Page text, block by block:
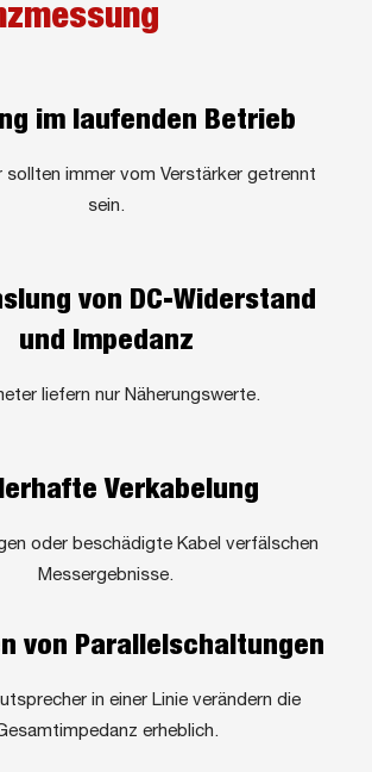
im laufenden Betrieb
sollten immer vom Verstärker getrennt
sein.
von DC-Widerstand
und Impedanz
liefern nur Näherungswerte.
Verkabelung
oder beschädigte Kabel verfälschen
Messergebnisse.
von Parallelschaltungen
in einer Linie verändern die
erheblich.